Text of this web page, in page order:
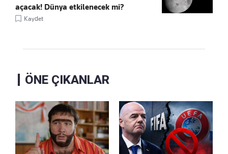
açacak! Dünya etkilenecek mi?
Kaydet
ÖNE ÇIKANLAR